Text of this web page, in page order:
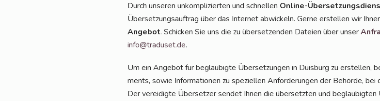
Durch unse­ren unkom­pli­zier­ten und schnel­len Online-
Über­set­zungs­auf­trag über das Inter­net abwi­ckeln. Ger­ne erstel­len wir
Ange­bot. Schi­cken Sie uns die zu über­set­zen­den Datei­en über unser
info@traduset.de.
Um ein Ange­bot für beglau­big­te Über­set­zun­gen in Duis­burg zu erstel­len,
ments, sowie Infor­ma­tio­nen zu spe­zi­el­len Anfor­de­run­gen der Behör­de,
Der ver­ei­dig­te Über­set­zer sen­det Ihnen die über­setz­ten und